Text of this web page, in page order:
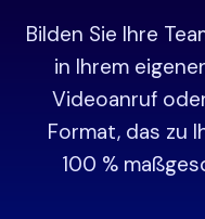
Bilden Sie Ihre
in Ihrem
Videoanruf
Format, das zu
100 %